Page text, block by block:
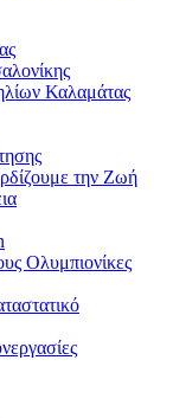
Καλαμάτας
την Ζωή
Ολυμπιονίκες